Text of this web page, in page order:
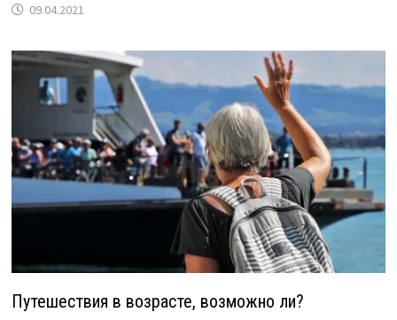
09.04.2021
Путешествия в возрасте, возможно ли?